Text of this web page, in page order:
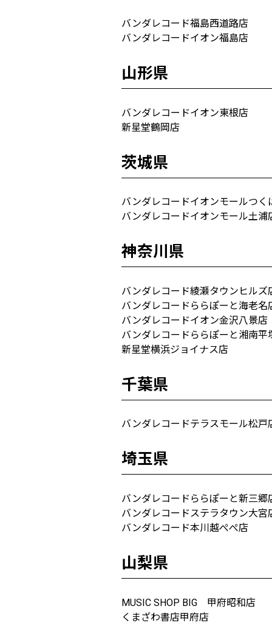
バンダレコード福島西道路店
バンダレコードイオン福島店
山形県
バンダレコードイオン東根店
新星堂鶴岡店
茨城県
バンダレコードイオンモールつく
バンダレコードイオンモール土浦
神奈川県
バンダレコード綾瀬タウンヒルズ
バンダレコードららぽーと海老名
バンダレコードイオン金沢八景店
バンダレコードららぽーと湘南平
新星堂横浜ジョイナス店
千葉県
バンダレコードテラスモール松戸
埼玉県
バンダレコードららぽーと新三郷
バンダレコードステラタウン大宮
バンダレコード本川越ぺぺ店
山梨県
MUSIC SHOP BIG 甲府昭和店
くまざわ書店甲府店